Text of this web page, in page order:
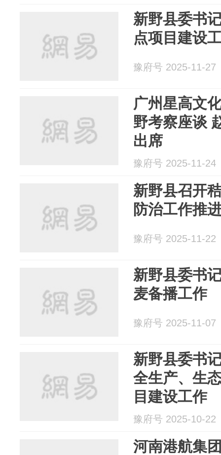
新野县委书
点项目建设
豫府号 2025-11-27
广州星高文
野考察座谈
出席
豫府号 2025-11-24
新野县召开
防治工作推
豫府号 2025-11-22
新野县委书
麦备播工作
豫府号 2025-11-07
新野县委书
全生产、生
目建设工作
豫府号 2025-10-22
河南港航集